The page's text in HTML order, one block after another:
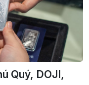
Quý, DOJI,